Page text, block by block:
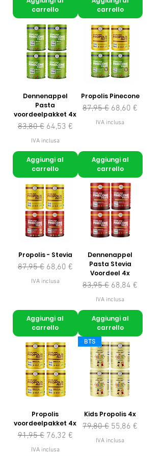
carrello
carrello
Dennenappel
Pasta
voordeelpakket 4x
Prezzo regolare
83,80 € Prezzo scontato
64,53 €
IVA inclusa
Aggiungi al
carrello
Propolis Pinecone
Prezzo regolare
87,95 € Prezzo scontato
68,60 €
IVA inclusa
Aggiungi al
carrello
Propolis - Stevia
Prezzo regolare
87,95 € Prezzo scontato
68,60 €
IVA inclusa
Aggiungi al
carrello
Dennenappel
Pasta Stevia
Voordeel 4x
Prezzo regolare
83,95 € Prezzo scontato
68,84 €
IVA inclusa
Aggiungi al
carrello
Propolis
voordeelpakket 4x
Prezzo regolare
91,95 € Prezzo scontato
76,32 €
IVA inclusa
BTS
Kids Propolis 4x
Prezzo regolare
79,80 € Prezzo scontato
55,86 €
IVA inclusa